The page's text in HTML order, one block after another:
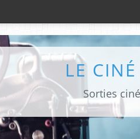
LE
Sorties